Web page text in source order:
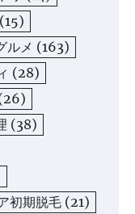
(15)
ルメ (163)
(28)
(38)
初期脱毛 (21)